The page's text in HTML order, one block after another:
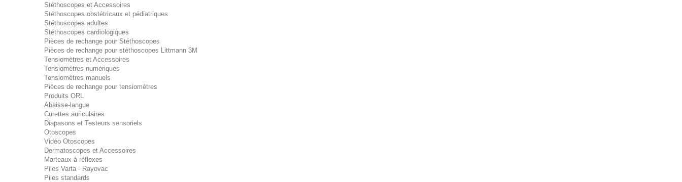
Stéthoscopes et Accessoires
Stéthoscopes obstétricaux et pédiatriques
Stéthoscopes adultes
Stéthoscopes cardiologiques
Pièces de rechange pour Stéthoscopes
Pièces de rechange pour stéthoscopes Littmann 3M
Tensiomètres et Accessoires
Tensiomètres numériques
Tensiomètres manuels
Pièces de rechange pour tensiomètres
Produits ORL
Abaisse-langue
Curettes auriculaires
Diapasons et Testeurs sensoriels
Otoscopes
Vidéo Otoscopes
Dermatoscopes et Accessoires
Marteaux à réflexes
Piles Varta - Rayovac
Piles standards